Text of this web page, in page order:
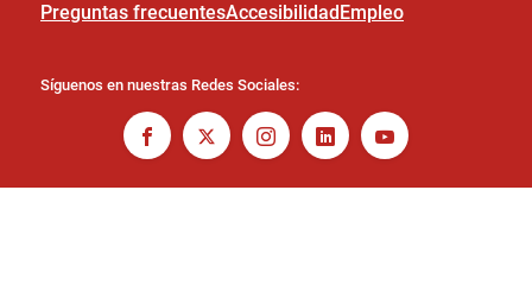
Preguntas frecuentesAccesibilidadEmpleo
Síguenos en nuestras Redes Sociales: